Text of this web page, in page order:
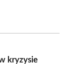
kryzysie